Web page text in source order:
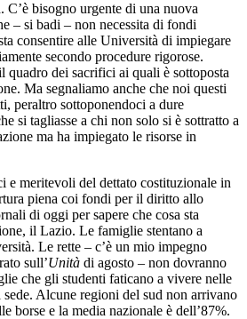
C’è bisogno urgente di una nuova
– si badi – non necessita di fondi
consentire alle Università di impiegare
secondo procedure rigorose.
quadro dei sacrifici ai quali è sottoposta
Ma segnaliamo anche che noi questi
peraltro sottoponendoci a dure
si tagliasse a chi non solo si è sottratto a
ma ha impiegato le risorse in
e meritevoli del dettato costituzionale in
piena coi fondi per il diritto allo
di oggi per sapere che cosa sta
il Lazio. Le famiglie stentano a
Le rette – c’è un mio impegno
sull’Unità di agosto – non dovranno
che gli studenti faticano a vivere nelle
Alcune regioni del sud non arrivano
borse e la media nazionale è dell’87%.